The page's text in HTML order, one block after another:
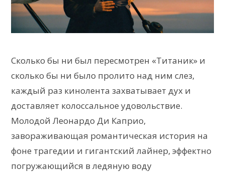
Сколько бы ни был пересмотрен «Титаник» и
сколько бы ни было пролито над ним слез,
каждый раз кинолента захватывает дух и
доставляет колоссальное удовольствие.
Молодой Леонардо Ди Каприо,
завораживающая романтическая история на
фоне трагедии и гигантский лайнер, эффектно
погружающийся в ледяную воду